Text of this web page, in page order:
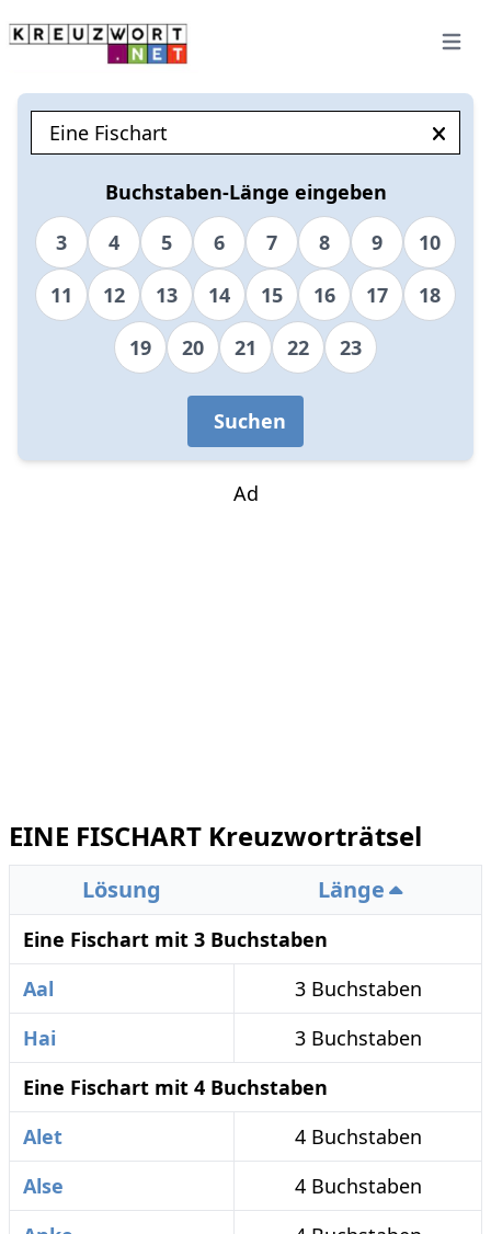
Open
Buchstaben-Länge eingeben
3
4 5 6 7 8 9
10
11
12 13 14 15 16 17
18
19
20 21 22 23
Suchen
Ad
EINE FISCHART Kreuzworträtsel
Lösung Länge
Eine Fischart mit 3 Buchstaben
Aal
3 Buchstaben
Hai
3 Buchstaben
Eine Fischart mit 4 Buchstaben
Alet
4 Buchstaben
Alse
4 Buchstaben